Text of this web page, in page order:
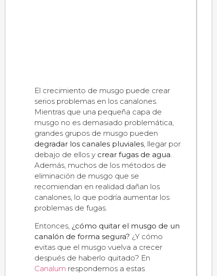
El crecimiento de musgo puede crear
serios problemas en los canalones.
Mientras que una pequeña capa de
musgo no es demasiado problemática,
grandes grupos de musgo pueden
degradar los canales pluviales, llegar por
debajo de ellos y crear fugas de agua.
Además, muchos de los métodos de
eliminación de musgo que se
recomiendan en realidad dañan los
canalones, lo que podría aumentar los
problemas de fugas.
Entonces, ¿cómo quitar el musgo de un
canalón de forma segura? ¿Y cómo
evitas que el musgo vuelva a crecer
después de haberlo quitado? En
Canalum respondemos a estas